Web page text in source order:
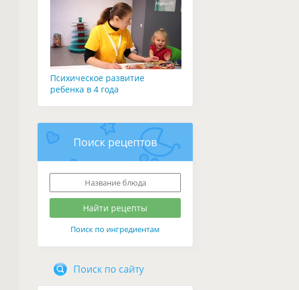
Психическое развитие
ребенка в 4 года
Поиск рецептов
Поиск по ингредиентам
Поиск по сайту